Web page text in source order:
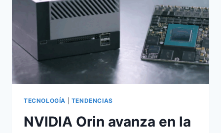
TECNOLOGÍA TENDENCIAS
NVIDIA Orin avanza en la